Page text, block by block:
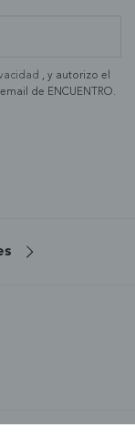
, y autorizo el
de ENCUENTRO.